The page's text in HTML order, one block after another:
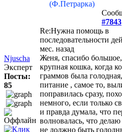
(Ф.Петрарка)
#7843
Njuscha
Эксперт
Посты:
85
Re:Нужна помощь в
последовательности
мес. назад
Женя, спасибо
крупная кошка, когда
граммов была
питание , самое то,
поправилась сразу,
немного, если только
и правда думала, что
волновалась, что
не должно быть